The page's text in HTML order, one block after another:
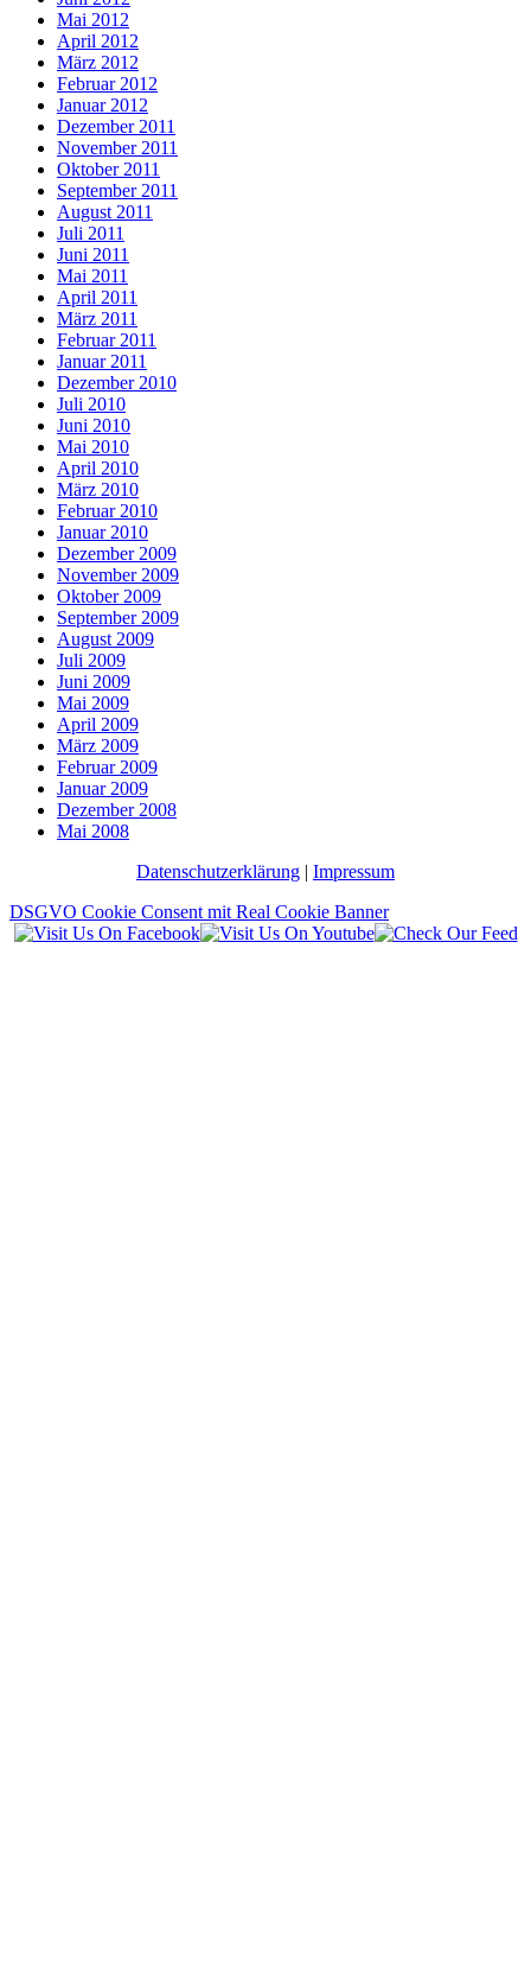
Mai 2012
April 2012
März 2012
Februar 2012
Januar 2012
Dezember 2011
November 2011
Oktober 2011
September 2011
August 2011
Juli 2011
Juni 2011
Mai 2011
April 2011
März 2011
Februar 2011
Januar 2011
Dezember 2010
Juli 2010
Juni 2010
Mai 2010
April 2010
März 2010
Februar 2010
Januar 2010
Dezember 2009
November 2009
Oktober 2009
September 2009
August 2009
Juli 2009
Juni 2009
Mai 2009
April 2009
März 2009
Februar 2009
Januar 2009
Dezember 2008
Mai 2008
Datenschutzerklärung | Impressum
DSGVO Cookie Consent mit Real Cookie Banner